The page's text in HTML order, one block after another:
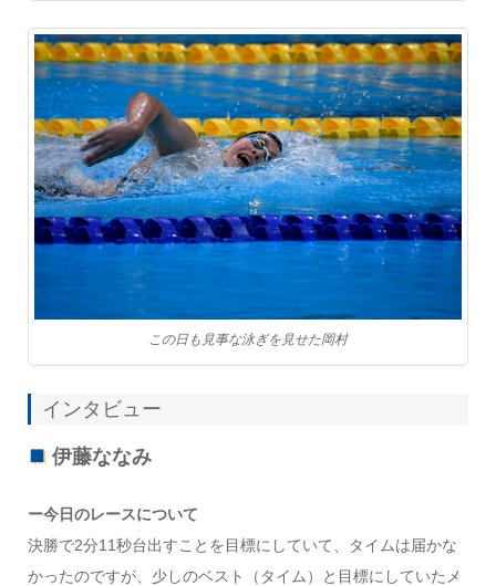
この日も見事な泳ぎを見せた岡村
インタビュー
伊藤ななみ
ー今日のレースについて
決勝で2分11秒台出すことを目標にしていて、タイムは届かな
かったのですが、少しのベスト（タイム）と目標にしていたメ